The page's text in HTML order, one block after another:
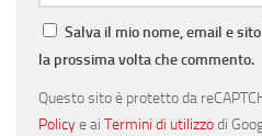
Salva il mio nome, email e
la prossima volta che commento.
Questo sito è protetto da
Policye ai Termini di utilizzodi